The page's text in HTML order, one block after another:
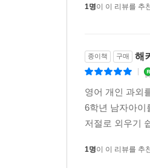
Section 3 Leisure
Day 20 Hobbies &
Day 21 Sports 스포
Day 23 Special
Section 4 Things
Day 24 Describing
1명이 이 리뷰를 추
종이책 구매 해
영어 개인 과외
6학년 남자아이
저절로 외우기
1명이 이 리뷰를 추